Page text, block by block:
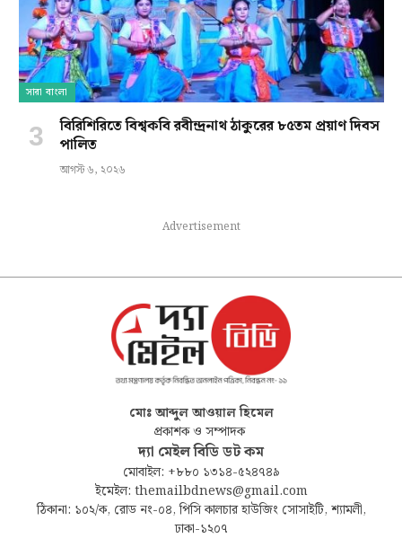
সারা বাংলা
বিরিশিরিতে বিশ্বকবি রবীন্দ্রনাথ ঠাকুরের ৮৫তম প্রয়াণ দিবস
পালিত
আগস্ট ৬, ২০২৬
Advertisement
মোঃ আব্দুল আওয়াল হিমেল
প্রকাশক ও সম্পাদক
দ্যা মেইল বিডি ডট কম
মোবাইল: +৮৮০ ১৩১৪-৫২৪৭৪৯
ইমেইল: themailbdnews@gmail.com
ঠিকানা: ১০২/ক, রোড নং-০৪, পিসি কালচার হাউজিং সোসাইটি, শ্যামলী,
ঢাকা-১২০৭